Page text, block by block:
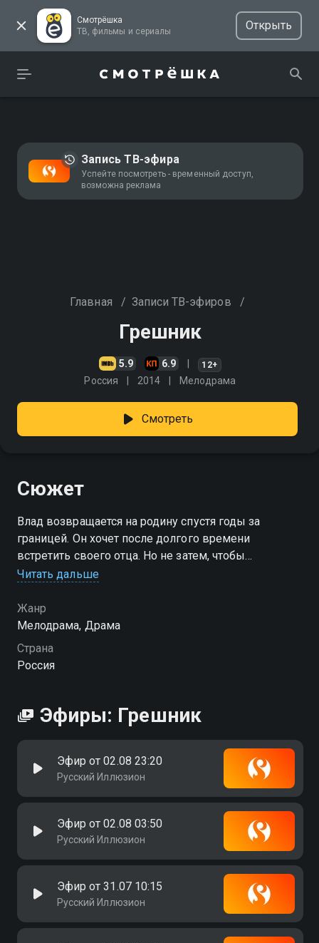
Смотрёшка
ТВ, фильмы и сериалы
Открыть
Запись ТВ-эфира
Успейте посмотреть - временный доступ,
возможна реклама
Главная / Записи ТВ-эфиров /
Грешник
5.9 6.9 12+
Россия 2014 Мелодрама
Смотреть
Сюжет
Влад возвращается на родину спустя годы за
границей. Он хочет после долгого времени
встретить своего отца. Но не затем, чтобы
восстановить натянутые отношения. Молодой
матери
Читать дальше
Жанр
Мелодрама, Драма
Страна
Россия
Эфиры: Грешник
Эфир от 02.08 23:20
Русский Иллюзион
Эфир от 02.08 03:50
Русский Иллюзион
Эфир от 31.07 10:15
Русский Иллюзион